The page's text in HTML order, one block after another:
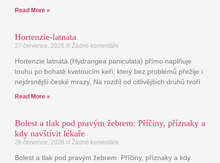
Read More »
Hortenzie-latnata
27 července, 2026 Žádné komentáře
Hortenzie latnatá (Hydrangea paniculata) přímo naplňuje
touhu po bohatě kvetoucím keři, který bez problémů přežije i
nejdrsnější české mrazy. Na rozdíl od citlivějších druhů tvoří
Read More »
Bolest a tlak pod pravým žebrem: Příčiny, příznaky a
kdy navštívit lékaře
26 července, 2026 Žádné komentáře
Bolest a tlak pod pravým žebrem: Příčiny, příznaky a kdy